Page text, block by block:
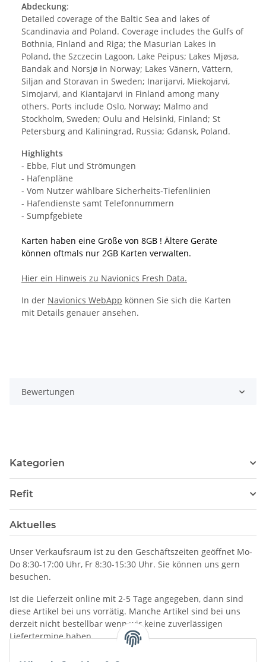
Abdeckung:
Detailed coverage of the Baltic Sea and lakes of
Scandinavia and Poland. Coverage includes the Gulfs of
Bothnia, Finland and Riga; the Masurian Lakes in
Poland, the Szczecin Lagoon, Lake Peipus; Lakes Mjøsa,
Bandak and Norsjø in Norway; Lakes Vänern, Vättern,
Siljan and Storavan in Sweden; Inarijarvi, Miekojarvi,
Simojarvi, and Kiantajarvi in Finland among many
others. Ports include Oslo, Norway; Malmo and
Stockholm, Sweden; Oulu and Helsinki, Finland; St
Petersburg and Kaliningrad, Russia; Gdansk, Poland.
Highlights
- Ebbe, Flut und Strömungen
- Hafenpläne
- Vom Nutzer wählbare Sicherheits-Tiefenlinien
- Hafendienste samt Telefonnummern
- Sumpfgebiete
Karten haben eine Größe von 8GB ! Ältere Geräte
können oftmals nur 2GB Karten verwalten.
Hier ein Hinweis zu Navionics Fresh Data.
In der Navionics WebApp können Sie sich die Karten
mit Details genauer ansehen.
Bewertungen
Kategorien
Refit
Aktuelles
Unser Verkaufsraum ist zu den Geschäftszeiten geöffnet Mo-
Do 8:30-17:00 Uhr, Fr 8:30-15:30 Uhr. Sie können uns gern
besuchen.
Ist die Lieferzeit online mit 2-5 Tage angegeben, dann sind
diese Artikel bei uns vorrätig. Manche Artikel sind bei uns
derzeit nicht bestellbar wenn wir keine zuverlässigen
Liefertermine haben.